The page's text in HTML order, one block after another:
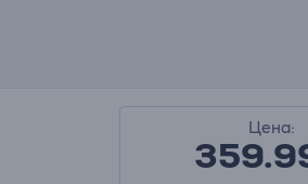
Цена: